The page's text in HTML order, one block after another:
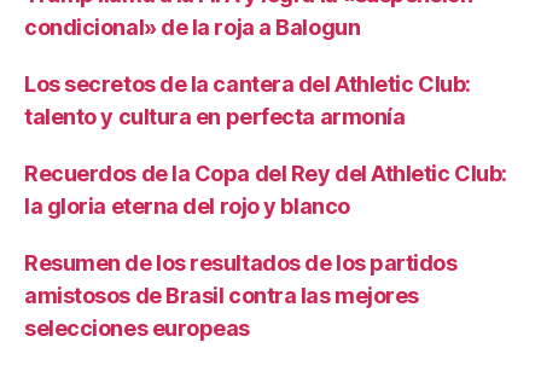
condicional» de la roja a Balogun
Los secretos de la cantera del Athletic Club:
talento y cultura en perfecta armonía
Recuerdos de la Copa del Rey del Athletic Club:
la gloria eterna del rojo y blanco
Resumen de los resultados de los partidos
amistosos de Brasil contra las mejores
selecciones europeas